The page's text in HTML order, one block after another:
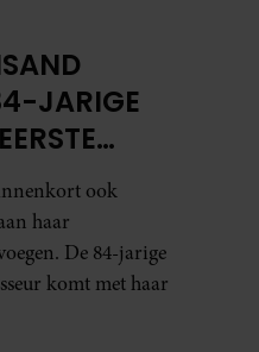
JARIGE
ook
haar
De 84-jarige
komt met haar